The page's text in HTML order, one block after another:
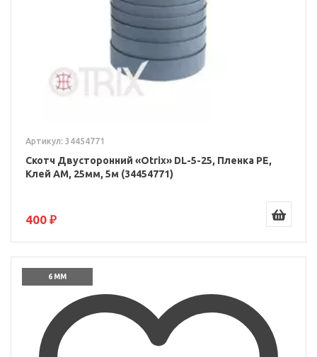
Артикул: 34454771
Скотч Двусторонний «Otrix» DL-5-25, Пленка PE,
Клей AM, 25мм, 5м (34454771)
400 ₽
6 ММ